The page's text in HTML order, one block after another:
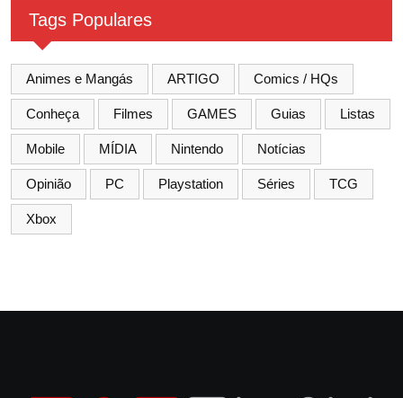
Tags Populares
Animes e Mangás ARTIGO Comics / HQs
Conheça Filmes GAMES Guias Listas
Mobile MÍDIA Nintendo Notícias
Opinião PC Playstation Séries TCG
Xbox